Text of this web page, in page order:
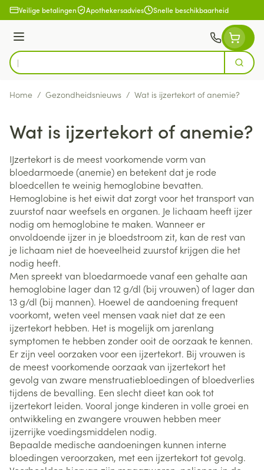
Ga naar de inhoud
Veilige betalingen Apothekersadvies Snelle beschikbaarheid
Menu
Product, merk, categorie...
Zoek
Home / Gezondheidsnieuws / Wat is ijzertekort of anemie?
Wat is ijzertekort of anemie?
IJzertekort is de meest voorkomende vorm van
bloedarmoede (anemie) en betekent dat je rode
bloedcellen te weinig hemoglobine bevatten.
Hemoglobine is het eiwit dat zorgt voor het transport van
zuurstof naar weefsels en organen. Je lichaam heeft ijzer
nodig om hemoglobine te maken. Wanneer er
onvoldoende ijzer in je bloedstroom zit, kan de rest van
je lichaam niet de hoeveelheid zuurstof krijgen die het
nodig heeft.
Men spreekt van bloedarmoede vanaf een gehalte aan
hemoglobine lager dan 12 g/dl (bij vrouwen) of lager dan
13 g/dl (bij mannen). Hoewel de aandoening frequent
voorkomt, weten veel mensen vaak niet dat ze een
ijzertekort hebben. Het is mogelijk om jarenlang
symptomen te hebben zonder ooit de oorzaak te kennen.
Er zijn veel oorzaken voor een ijzertekort. Bij vrouwen is
de meest voorkomende oorzaak van ijzertekort het
gevolg van zware menstruatiebloedingen of bloedverlies
tijdens de bevalling. Een slecht dieet kan ook tot
ijzertekort leiden. Vooral jonge kinderen in volle groei en
ontwikkeling en zwangere vrouwen hebben meer
ijzerrijke voedingsmiddelen nodig.
Bepaalde medische aandoeningen kunnen interne
bloedingen veroorzaken, met een ijzertekort tot gevolg.